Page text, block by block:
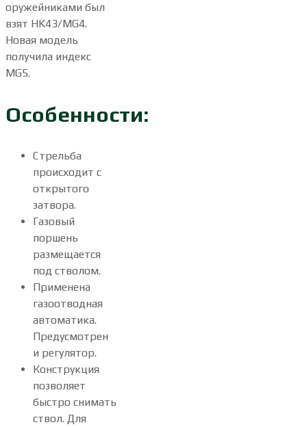
оружейниками был
взят HK43/MG4.
Новая модель
получила индекс
MG5.
Особенности:
Стрельба
происходит с
открытого
затвора.
Газовый
поршень
размещается
под стволом.
Применена
газоотводная
автоматика.
Предусмотрен
и регулятор.
Конструкция
позволяет
быстро снимать
ствол. Для